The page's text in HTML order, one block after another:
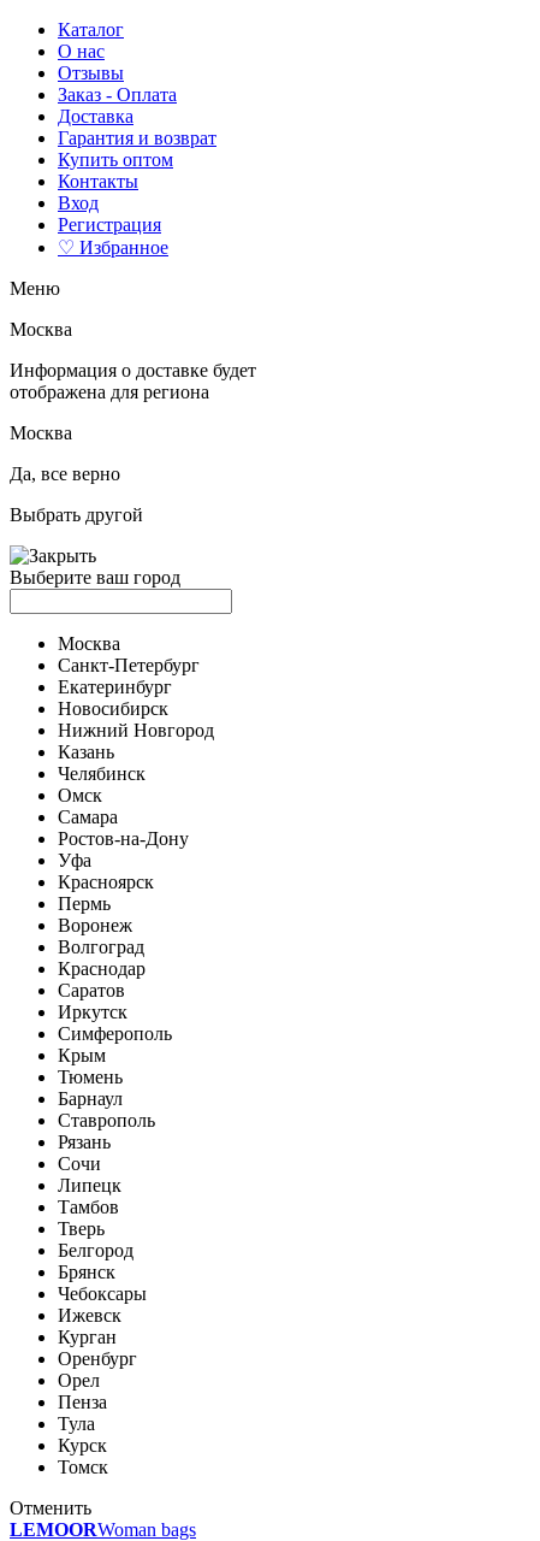
Каталог
О нас
Отзывы
Заказ - Оплата
Доставка
Гарантия и возврат
Купить оптом
Контакты
Вход
Регистрация
♡ Избранное
Меню
Москва
Информация о доставке будет
отображена для региона
Москва
Да, все верно
Выбрать другой
Выберите ваш город
Москва
Санкт-Петербург
Екатеринбург
Новосибирск
Нижний Новгород
Казань
Челябинск
Омск
Самара
Ростов-на-Дону
Уфа
Красноярск
Пермь
Воронеж
Волгоград
Краснодар
Саратов
Иркутск
Симферополь
Крым
Тюмень
Барнаул
Ставрополь
Рязань
Сочи
Липецк
Тамбов
Тверь
Белгород
Брянск
Чебоксары
Ижевск
Курган
Оренбург
Орел
Пенза
Тула
Курск
Томск
Отменить
LEMOORWoman bags